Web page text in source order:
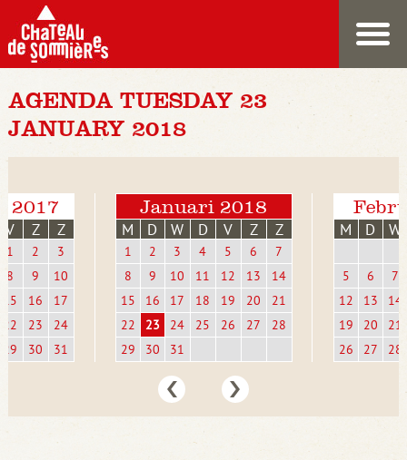
AGENDA TUESDAY 23
JANUARY 2018
2017
V Z Z
1 2
3
8
9
10
15
16
17
22
23
24
29
30 31
Januari 2018
M D W D V Z Z
1 2 3 4 5 6
7
8
9 10 11 12 13
14
15
16 17 18 19 20
21
22
23 24 25 26 27
28
29
30 31
M D W
5 6
7
12
13
14
19
20
21
26
27 28